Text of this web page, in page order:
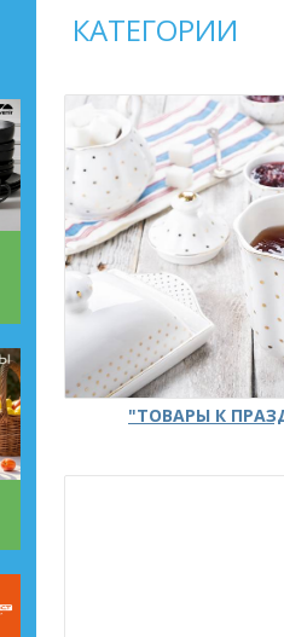
КАТЕГОРИИ
"ТОВАРЫ К